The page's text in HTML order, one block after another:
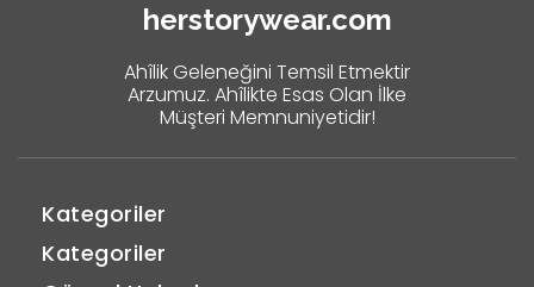
herstorywear.com
Ahîlik Geleneğini Temsil Etmektir
Arzumuz. Ahîlikte Esas Olan İlke
Müşteri Memnuniyetidir!
Kategoriler
Kategoriler